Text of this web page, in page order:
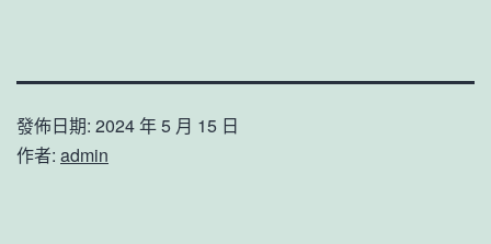
發佈日期: 2024 年 5 月 15 日
作者: admin